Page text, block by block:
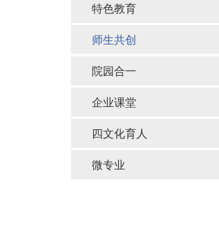
特色教育
师生共创
院园合一
企业课堂
四文化育人
微专业